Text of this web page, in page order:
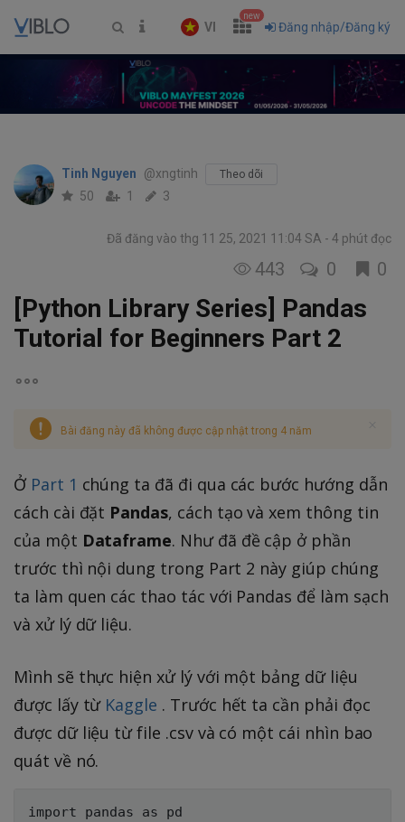
VI
new
Đăng nhập/Đăng ký
Tinh Nguyen @xngtinh Theo dõi
50 1 3
Đã đăng vào thg 11 25, 2021 11:04 SA 4 phút đọc
443 0 0
[Python Library Series] Pandas
Tutorial for Beginners Part 2
Bài đăng này đã không được cập nhật trong 4 năm
Ở Part 1 chúng ta đã đi qua các bước hướng dẫn
cách cài đặt Pandas, cách tạo và xem thông tin
của một Dataframe. Như đã đề cập ở phần
trước thì nội dung trong Part 2 này giúp chúng
ta làm quen các thao tác với Pandas để làm sạch
và xử lý dữ liệu.
Mình sẽ thực hiện xử lý với một bảng dữ liệu
được lấy từ Kaggle . Trước hết ta cần phải đọc
được dữ liệu từ file .csv và có một cái nhìn bao
quát về nó.
import pandas as pd